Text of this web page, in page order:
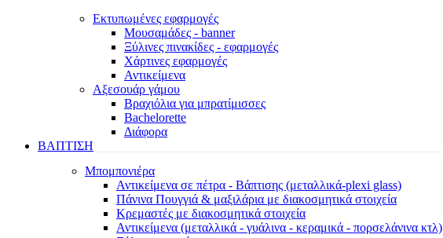
Εκτυπωμένες εφαρμογές
Μουσαμάδες - banner
Ξύλινες πινακίδες - εφαρμογές
Χάρτινες εφαρμογές
Αντικείμενα
Αξεσουάρ γάμου
Βραχιόλια για μπρατίμισσες
Bachelorette
Διάφορα
ΒΑΠΤΙΣΗ
Μπομπονιέρα
Αντικείμενα σε πέτρα - Βάπτισης (μεταλλικά-plexi glass)
Πάνινα Πουγγιά & μαξιλάρια με διακοσμητικά στοιχεία
Κρεμαστές με διακοσμητικά στοιχεία
Αντικείμενα (μεταλλικά - γυάλινα - κεραμικά - πορσελάνινα κτλ)